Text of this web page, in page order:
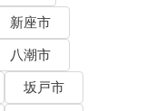
新座市
八潮市
坂戸市